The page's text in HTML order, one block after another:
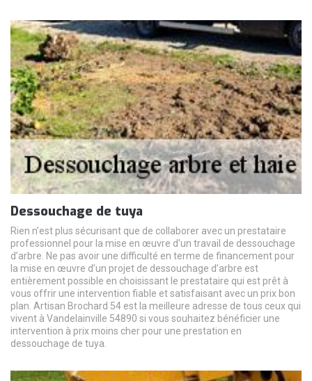
Dessouchage de tuya
Rien n’est plus sécurisant que de collaborer avec un prestataire
professionnel pour la mise en œuvre d’un travail de dessouchage
d’arbre. Ne pas avoir une difficulté en terme de financement pour
la mise en œuvre d’un projet de dessouchage d’arbre est
entièrement possible en choisissant le prestataire qui est prêt à
vous offrir une intervention fiable et satisfaisant avec un prix bon
plan. Artisan Brochard 54 est la meilleure adresse de tous ceux qui
vivent à Vandelainville 54890 si vous souhaitez bénéficier une
intervention à prix moins cher pour une prestation en
dessouchage de tuya.